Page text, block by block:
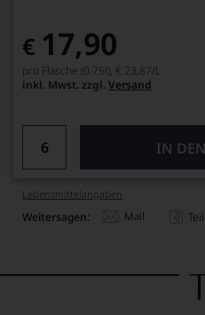
€ 17,90
pro Flasche (0.75l), € 23,87/L
inkl. Mwst. zzgl. Versand
IN
Lebensmittel­angaben
Weitersagen: Mail